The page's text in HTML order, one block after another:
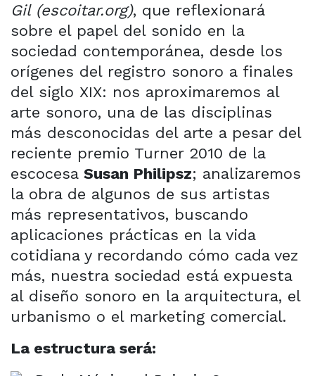
Gil (escoitar.org), que reflexionará
sobre el papel del sonido en la
sociedad contemporánea, desde los
orígenes del registro sonoro a finales
del siglo XIX: nos aproximaremos al
arte sonoro, una de las disciplinas
más desconocidas del arte a pesar del
reciente premio Turner 2010 de la
escocesa Susan Philipsz; analizaremos
la obra de algunos de sus artistas
más representativos, buscando
aplicaciones prácticas en la vida
cotidiana y recordando cómo cada vez
más, nuestra sociedad está expuesta
al diseño sonoro en la arquitectura, el
urbanismo o el marketing comercial.
La estructura será: